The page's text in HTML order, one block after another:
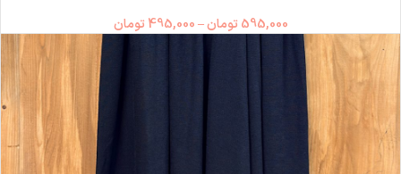
595,000 تومان–
495,000 تومان